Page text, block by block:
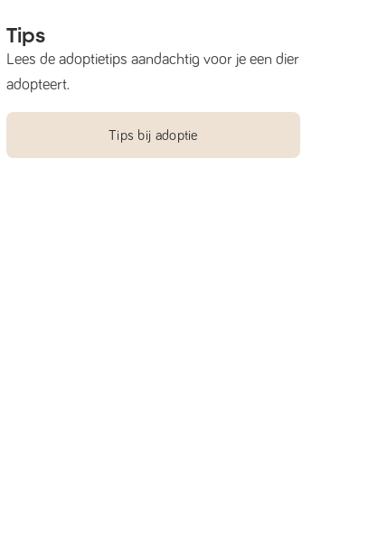
Tips
Lees de adoptietips aandachtig voor je een dier
adopteert.
Tips bij adoptie